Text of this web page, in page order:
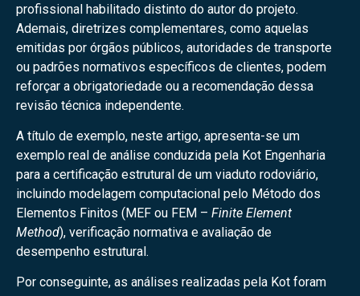
profissional habilitado distinto do autor do projeto.
Ademais, diretrizes complementares, como aquelas
emitidas por órgãos públicos, autoridades de transporte
ou padrões normativos específicos de clientes, podem
reforçar a obrigatoriedade ou a recomendação dessa
revisão técnica independente.
A título de exemplo, neste artigo, apresenta-se um
exemplo real de análise conduzida pela Kot Engenharia
para a certificação estrutural de um viaduto rodoviário,
incluindo modelagem computacional pelo Método dos
Elementos Finitos (MEF ou FEM – Finite Element
Method), verificação normativa e avaliação de
desempenho estrutural.
Por conseguinte, as análises realizadas pela Kot foram